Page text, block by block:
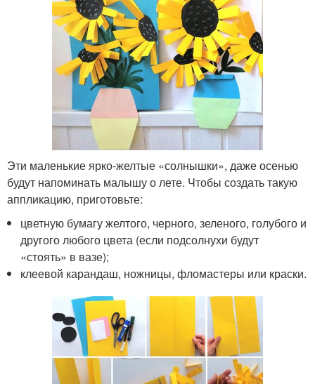
Эти маленькие ярко-желтые «солнышки», даже осенью
будут напоминать малышу о лете. Чтобы создать такую
аппликацию, приготовьте:
цветную бумагу желтого, черного, зеленого, голубого и
другого любого цвета (если подсолнухи будут
«стоять» в вазе);
клеевой карандаш, ножницы, фломастеры или краски.